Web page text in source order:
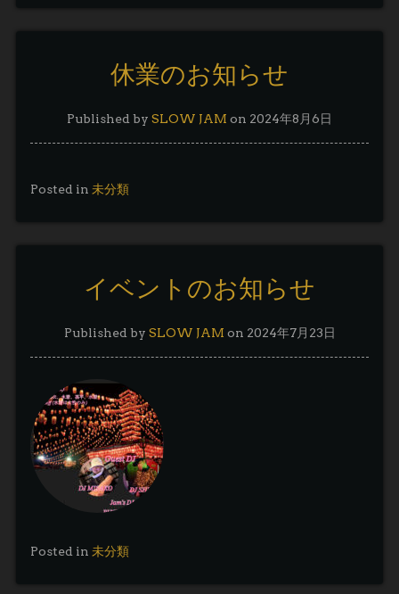
休業のお知らせ
Published by SLOW JAM on 2024年8月6日
Posted in未分類
イベントのお知らせ
Published by SLOW JAM on 2024年7月23日
Posted in未分類